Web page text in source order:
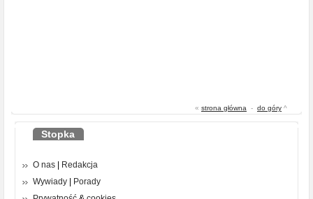
« strona główna - do góry ^
Stopka
O nas
Redakcja
Wywiady
Porady